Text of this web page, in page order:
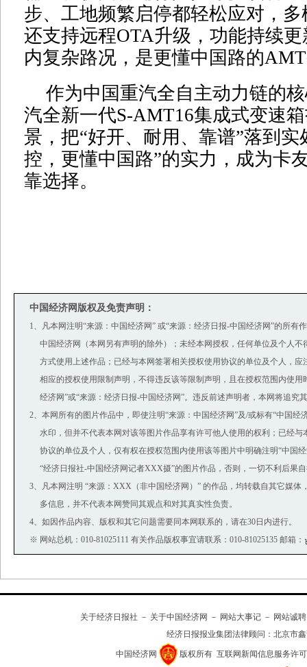
步、工地频繁启停都轻松应对，
还支持远程OTA升级，功能持续
内复杂路况，是更懂中国路的
作为中国重汽全自主动力链的
汽全新一代S-AMT16集成式变速
景，把“好开、耐用、靠谱”落到实
控，更懂中国路”的实力，成为卡
靠选择。
中国经济网版权及免责声明：
1、凡本网注明“来源：中国经济网” 或“来源：经济日报-中国经济网”的所有
中国经济网（本网另有声明的除外）；未经本网授权，任何单位及个人不
方式使用上述作品；已经与本网签署相关授权使用协议的单位及个人，应
相应的授权使用限制声明，不得违反该等限制声明，且在授权范围内使用
经济网”或“来源：经济日报-中国经济网”。违反前述声明者，本网将追究
2、本网所有的图片作品中，即使注明“来源：中国经济网”及/或标有“中国经
水印，但并不代表本网对该等图片作品享有许可他人使用的权利；已经与
协议的单位及个人，仅有权在授权范围内使用该等图片中明确注明“中国
“经济日报社-中国经济网记者XXX摄”的图片作品，否则，一切不利后果
3、凡本网注明 “来源：XXX（非中国经济网）” 的作品，均转载自其它媒体
多信息，并不代表本网赞同其观点和对其真实性负责。
4、如因作品内容、版权和其它问题需要同本网联系的，请在30日内进行。
※ 网站总机：010-81025111 有关作品版权事宜请联系：010-81025135 邮箱：
关于经济日报社 － 关于中国经济网 － 网站大事记 － 网站诚聘
经济日报报业集团法律顾问： 北京市
中国经济网 版权所有 互联网新闻信息服务许可